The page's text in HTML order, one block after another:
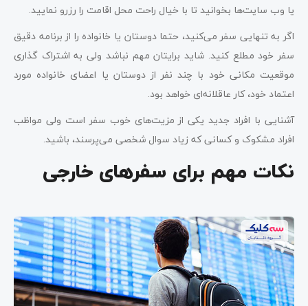
یا وب سایت‌ها بخوانید تا با خیال راحت محل اقامت را رزرو نمایید.
اگر به تنهایی سفر می‌کنید، حتما دوستان یا خانواده را از برنامه دقیق
سفر خود مطلع کنید. شاید برایتان مهم نباشد ولی به اشتراک گذاری
موقعیت مکانی خود با چند نفر از دوستان یا اعضای خانواده مورد
اعتماد خود، کار عاقلانه‌ای خواهد بود.
آشنایی با افراد جدید یکی از مزیت‌های خوب سفر است ولی مواظب
افراد مشکوک و کسانی که زیاد سوال شخصی می‌پرسند، باشید.
نکات مهم برای سفرهای خارجی